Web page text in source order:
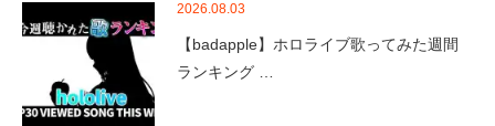
2026.08.03
【badapple】ホロライブ歌ってみた週間
ランキング …